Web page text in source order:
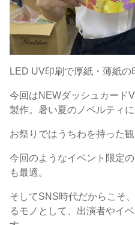
LED UV印刷で厚紙・薄紙の
今回はNEWダッシュカード
製作。暑い夏のノベルティに
お祭りではうちわを持った
今回のようなイベント限定
も最適。
そしてSNS時代だからこそ
るモノとして、出演者やイ